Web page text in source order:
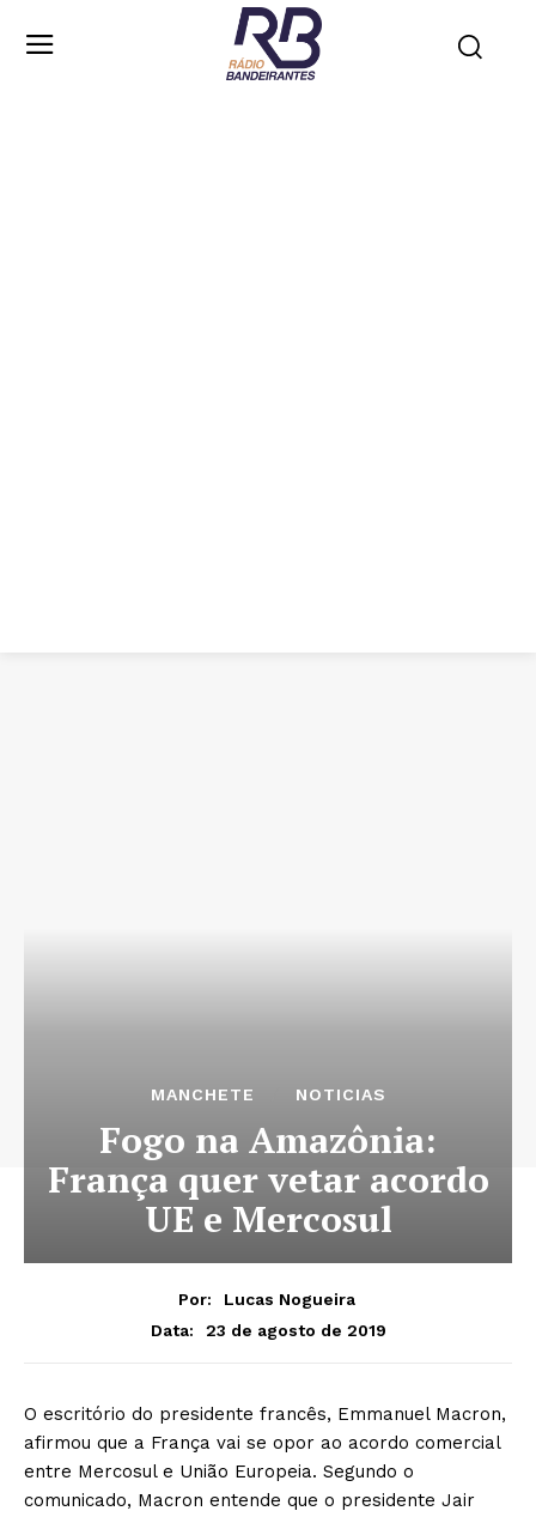
MANCHETE NOTICIAS
Fogo na Amazônia:
França quer vetar acordo
UE e Mercosul
Por:
Lucas Nogueira
Data:
23 de agosto de 2019
O escritório do presidente francês, Emmanuel Macron,
afirmou que a França vai se opor ao acordo comercial
entre Mercosul e União Europeia. Segundo o
comunicado, Macron entende que o presidente Jair